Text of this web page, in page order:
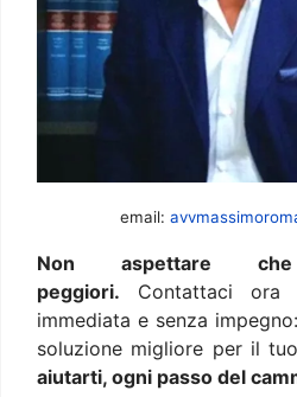
email:
Non aspettare
peggiori. Contattaci ora
immediata e senza
soluzione migliore per il
aiutarti, ogni passo del